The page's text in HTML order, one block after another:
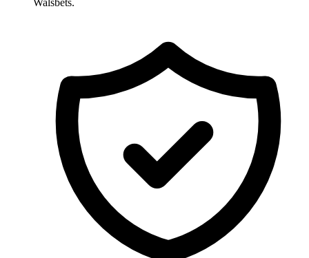
Walsbets.